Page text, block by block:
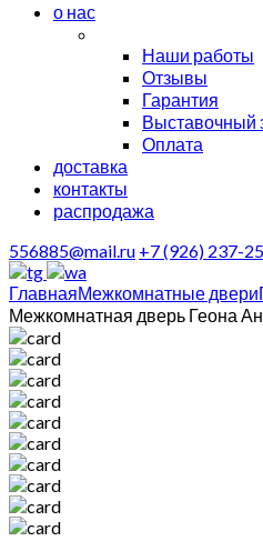
о нас
Наши работы
Отзывы
Гарантия
Выставочный
Оплата
доставка
контакты
распродажа
556885@mail.ru +7 (926) 237-
ГлавнаяМежкомнатные двери
Межкомнатная дверь Геона